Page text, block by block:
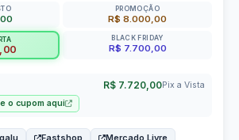
PROMOÇÃO
R$ 8.000,00
BLACK FRIDAY
R$ 7.700,00
R$ 7.720,00Pix a Vista
o cupom aqui
Fastshop
Mercado Livre